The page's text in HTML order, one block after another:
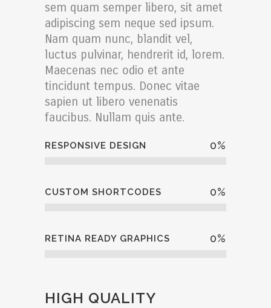
sem quam semper libero, sit amet
adipiscing sem neque sed ipsum.
Nam quam nunc, blandit vel,
luctus pulvinar, hendrerit id, lorem.
Maecenas nec odio et ante
tincidunt tempus. Donec vitae
sapien ut libero venenatis
faucibus. Nullam quis ante.
RESPONSIVE DESIGN 0%
CUSTOM SHORTCODES 0%
RETINA READY GRAPHICS 0%
HIGH QUALITY